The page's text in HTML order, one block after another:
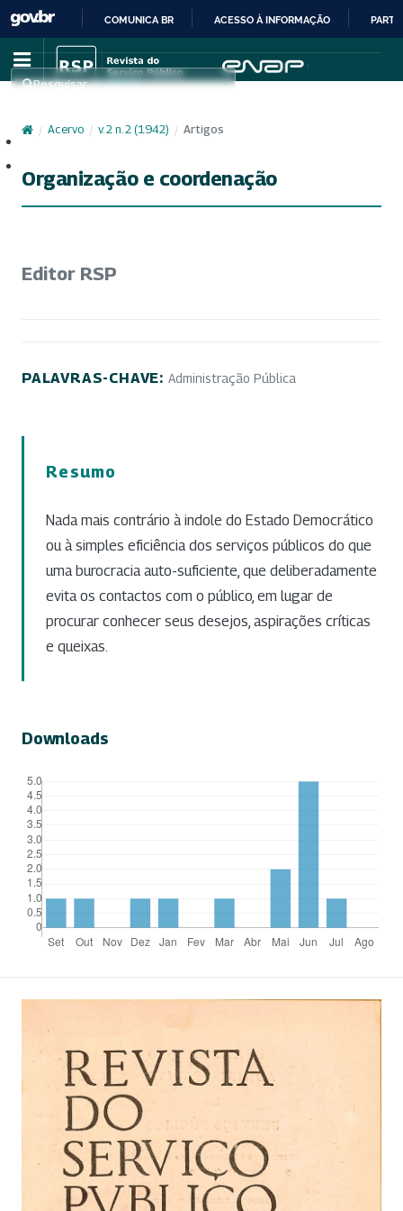
IR
PARA
CONTEÚDO
COMUNICA BR ACESSO À INFORMAÇÃO
Pesquisar
/ Acervo / v. 2 n. 2 (1942) / Artigos
Organização e coordenação
Editor RSP
PALAVRAS-CHAVE: Administração Pública
Resumo
Nada mais contrário à indole do Estado Democrático
ou à simples eficiência dos serviços públicos do que
uma burocracia auto-suficiente, que deliberadamente
evita os contactos com o público, em lugar de
procurar conhecer seus desejos, aspirações críticas
e queixas.
Downloads